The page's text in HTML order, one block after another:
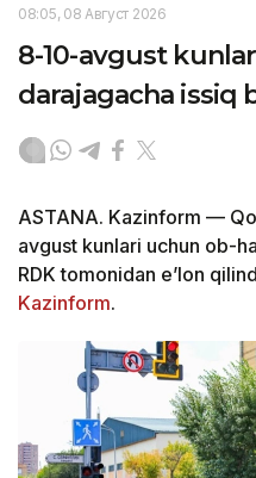
08:05, 08 Август 2026
8-10-avgust
darajagacha issiq
ASTANA. Kazinform —
avgust kunlari uchun ob-
RDK tomonidan e’lon
Kazinform.